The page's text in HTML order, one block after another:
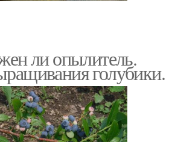
ли опылитель.
голубики.